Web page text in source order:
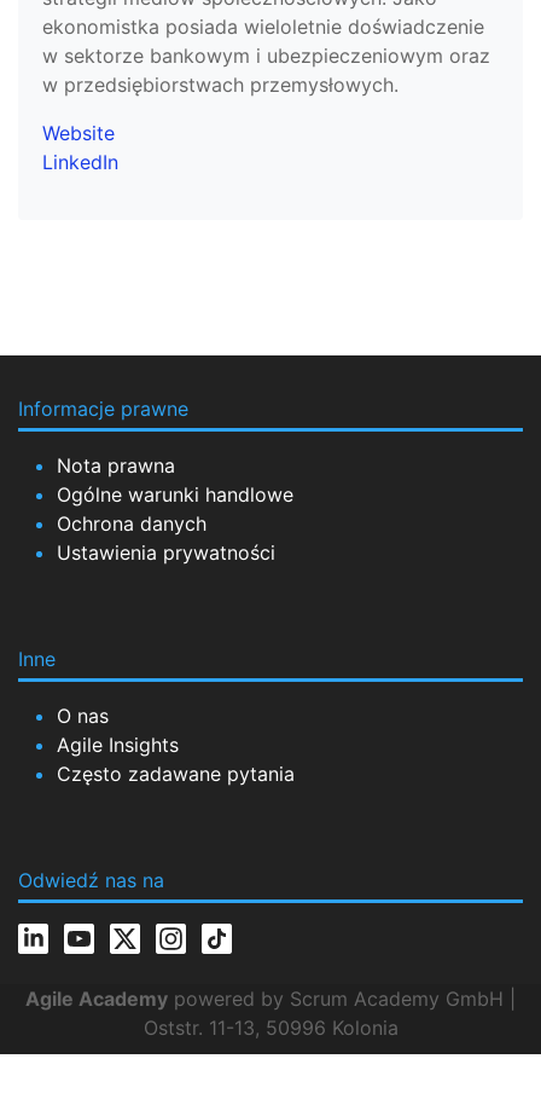
ekonomistka posiada wieloletnie doświadczenie
w sektorze bankowym i ubezpieczeniowym oraz
w przedsiębiorstwach przemysłowych.
Website
LinkedIn
Informacje prawne
Nota prawna
Ogólne warunki handlowe
Ochrona danych
Ustawienia prywatności
Inne
O nas
Agile Insights
Często zadawane pytania
Odwiedź nas na
Agile Academy powered by Scrum Academy GmbH |
Oststr. 11-13, 50996 Kolonia